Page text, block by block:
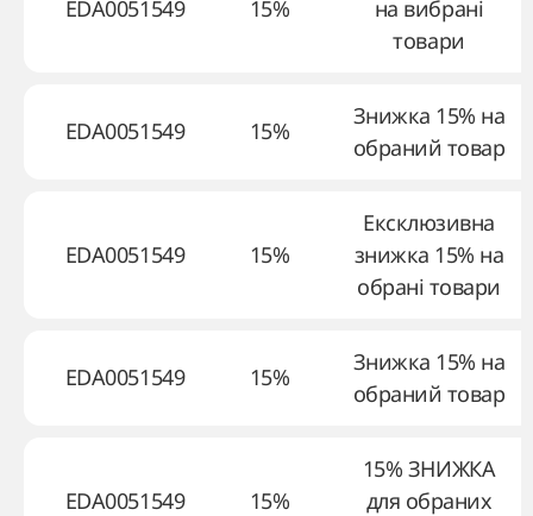
EDA0051549 15%
на вибрані
товари
EDA0051549 15%
Знижка 15% на
обраний товар
EDA0051549 15%
Ексклюзивна
знижка 15% на
обрані товари
EDA0051549 15%
Знижка 15% на
обраний товар
EDA0051549 15%
15% ЗНИЖКА
для обраних